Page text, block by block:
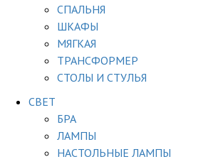
СПАЛЬНЯ
ШКАФЫ
МЯГКАЯ
ТРАНСФОРМЕР
СТОЛЫ И СТУЛЬЯ
СВЕТ
БРА
ЛАМПЫ
НАСТОЛЬНЫЕ ЛАМПЫ